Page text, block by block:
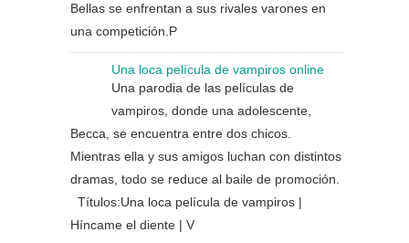
Bellas se enfrentan a sus rivales varones en
una competición.P
Una loca película de vampiros online
Una parodia de las películas de
vampiros, donde una adolescente,
Becca, se encuentra entre dos chicos.
Mientras ella y sus amigos luchan con distintos
dramas, todo se reduce al baile de promoción.
Títulos:Una loca película de vampiros |
Híncame el diente | V